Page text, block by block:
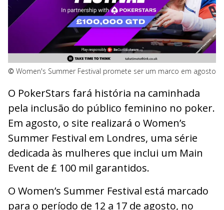
© Women's Summer Festival promete ser um marco em agosto
O PokerStars fará história na caminhada
pela inclusão do público feminino no poker.
Em agosto, o site realizará o Women’s
Summer Festival em Londres, uma série
dedicada às mulheres que inclui um Main
Event de £ 100 mil garantidos.
O Women’s Summer Festival está marcado
para o período de 12 a 17 de agosto, no